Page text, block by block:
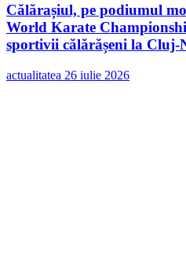
Călărașiul, pe podiumul
World Karate
sportivii călărășeni la Cluj-
actualitatea 26 iulie 2026